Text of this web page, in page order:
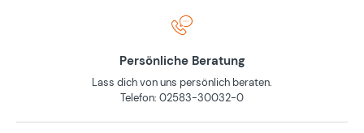
Persönliche Beratung
Lass dich von uns persönlich beraten.
Telefon: 02583-30032-0